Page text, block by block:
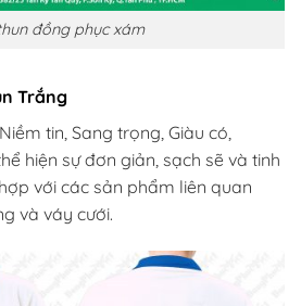
đồng phục xám
Trắng
tin, Sang trọng, Giàu có,
hiện sự đơn giản, sạch sẽ và tinh
với các sản phẩm liên quan
và váy cưới.